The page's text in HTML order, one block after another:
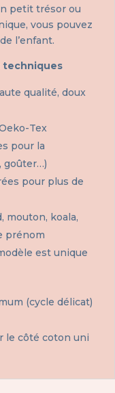
petit trésor ou
vous pouvez
l’enfant.
techniques
qualité, doux
Tex
pour la
goûter…)
pour plus de
mouton, koala,
prénom
est unique
(cycle délicat)
le côté coton uni